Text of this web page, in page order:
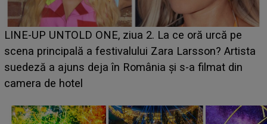
Ce a dezvăluit noua concurentă din "Casa Iubirii" l-a
luat prin surprindere pe Emanuel. CINE ESTE
BĂIATUL VIZAT de Alexandra?! Aflându-se în fața
faptului împlinit, A RECUNOSCUT IMEDIAT: "Am